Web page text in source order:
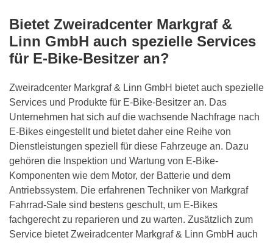
Bietet Zweiradcenter Markgraf &
Linn GmbH auch spezielle Services
für E-Bike-Besitzer an?
Zweiradcenter Markgraf & Linn GmbH bietet auch spezielle
Services und Produkte für E-Bike-Besitzer an. Das
Unternehmen hat sich auf die wachsende Nachfrage nach
E-Bikes eingestellt und bietet daher eine Reihe von
Dienstleistungen speziell für diese Fahrzeuge an. Dazu
gehören die Inspektion und Wartung von E-Bike-
Komponenten wie dem Motor, der Batterie und dem
Antriebssystem. Die erfahrenen Techniker von Markgraf
Fahrrad-Sale sind bestens geschult, um E-Bikes
fachgerecht zu reparieren und zu warten. Zusätzlich zum
Service bietetZweiradcenter Markgraf & Linn GmbH auch